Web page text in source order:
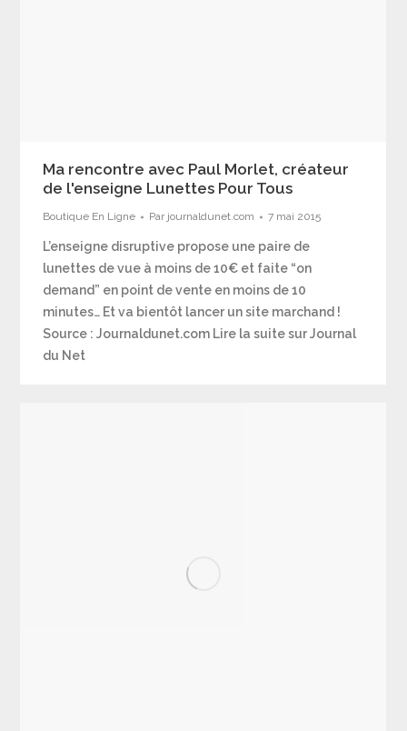
Ma rencontre avec Paul Morlet, créateur
de l'enseigne Lunettes Pour Tous
Boutique En Ligne Par journaldunet.com 7 mai 2015
L’enseigne disruptive propose une paire de
lunettes de vue à moins de 10€ et faite “on
demand” en point de vente en moins de 10
minutes… Et va bientôt lancer un site marchand !
Source : Journaldunet.com Lire la suite sur Journal
du Net